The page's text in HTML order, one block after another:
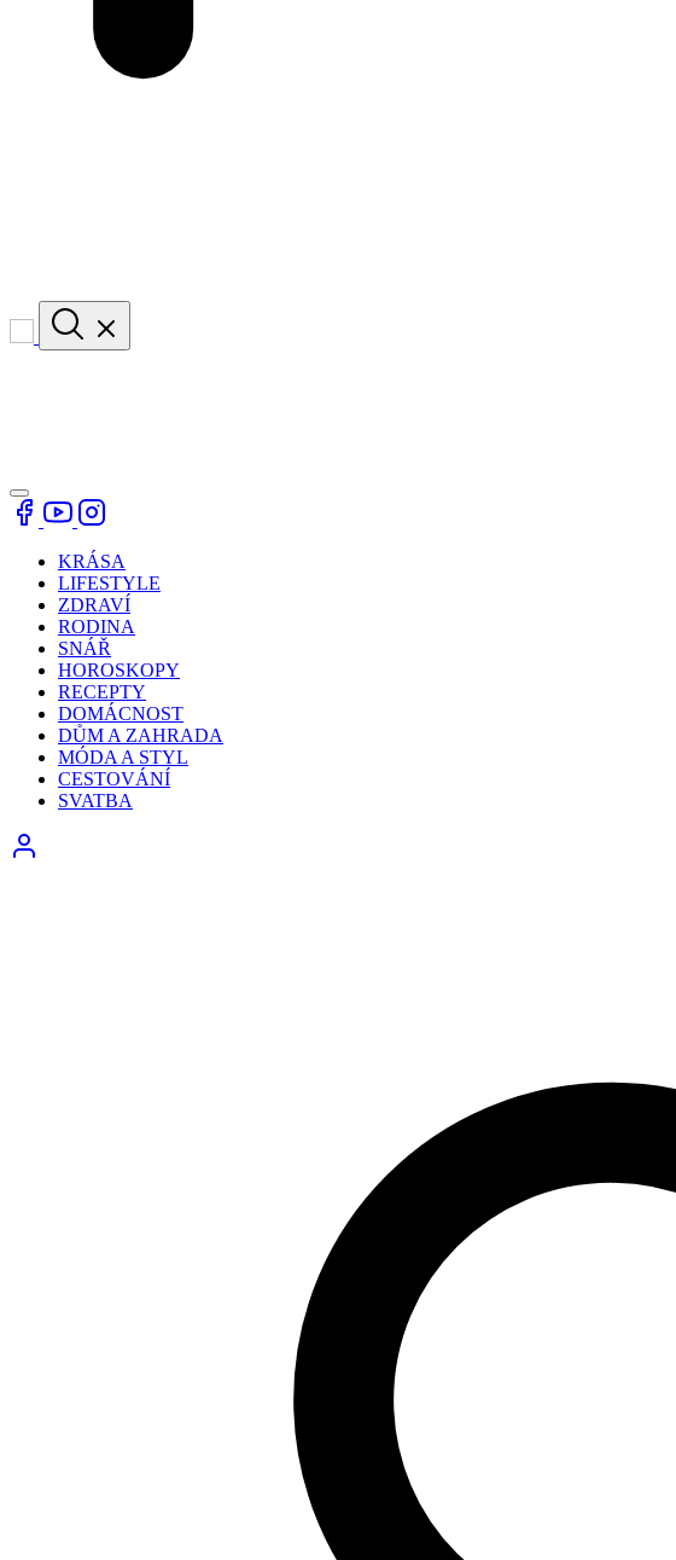
KRÁSA
LIFESTYLE
ZDRAVÍ
RODINA
SNÁŘ
HOROSKOPY
RECEPTY
DOMÁCNOST
DŮM A ZAHRADA
MÓDA A STYL
CESTOVÁNÍ
SVATBA